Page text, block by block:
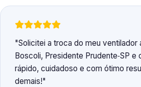
Solicitei a troca do meu ventilador
Boscoli, Presidente Prudente‑SP e
rápido, cuidadoso e com ótimo
demais!